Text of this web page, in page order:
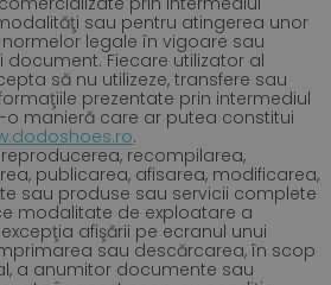
sau pentru atingerea unor
legale în vigoare sau
document. Fiecare utilizator al
să nu utilizeze, transfere sau
prezentate prin intermediul
o manieră care ar putea constitui
.
recompilarea,
publicarea, afisarea, modificarea,
sau produse sau servicii complete
modalitate de exploatare a
afişării pe ecranul unui
sau descărcarea, în scop
a anumitor documente sau